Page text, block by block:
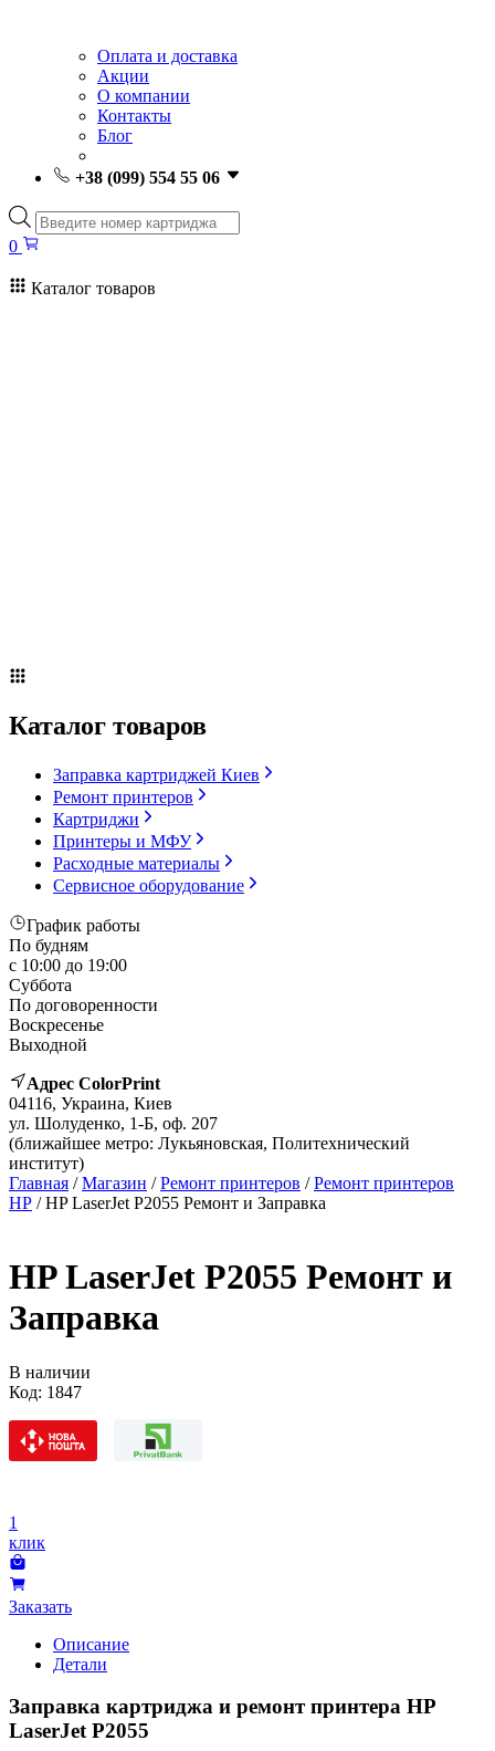
Оплата и доставка
Акции
О компании
Контакты
Блог
+38 (099) 554 55 06
Поиск
товаров
0
Каталог товаров
Каталог товаров
Заправка картриджей Киев
Ремонт принтеров
Картриджи
Принтеры и МФУ
Расходные материалы
Сервисное оборудование
График работы
По будням
с 10:00 до 19:00
Суббота
По договоренности
Воскресенье
Выходной
Адрес ColorPrint
04116, Украина, Киев
ул. Шолуденко, 1-Б, оф. 207
(ближайшее метро: Лукьяновская, Политехнический
институт)
Главная /Магазин /Ремонт принтеров /Ремонт принтеров
HP / HP LaserJet P2055 Ремонт и Заправка
HP LaserJet P2055 Ремонт и
Заправка
В наличии
Код: 1847
1
клик
Заказать
Описание
Детали
Заправка картриджа и ремонт принтера HP
LaserJet P2055